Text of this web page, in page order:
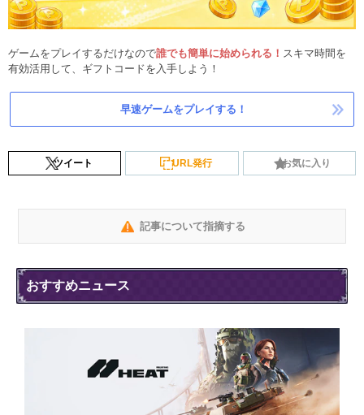
ゲームをプレイするだけなので誰でも簡単に始められる！ スキマ時間を
有効活用して、ギフトコードを入手しよう！
早速ゲームをプレイする！
ツイート URL発行 お気に入り
記事について指摘する
おすすめニュース